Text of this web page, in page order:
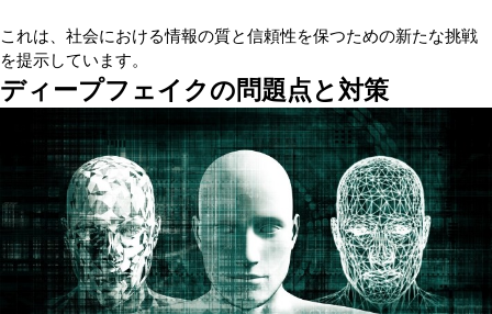
これは、社会における情報の質と信頼性を保つための新たな挑戦
を提示しています。
ディープフェイクの問題点と対策